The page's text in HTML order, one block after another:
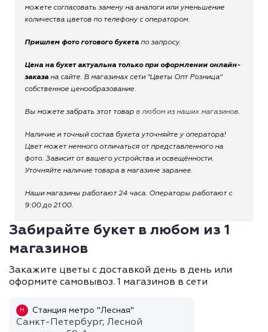
можете согласовать замену на аналоги или уменьшение
количества цветов по телефону с оператором.
Пришлем фото готового букета по запросу.
Цена на букет актуальна только при оформлении онлайн-
заказа на сайте. В магазинах сети "Цветы Опт Розница"
собственное ценообразование.
Вы можете забрать этот товар в любом из наших магазинов.
Наличие и точный состав букета уточняйте у оператора!
Цвет может немного отличаться от представленного на
фото. Зависит от вашего устройства и освещённости.
Уточняйте наличие товара в магазине заранее.
Наши магазины работают 24 часа. Операторы работают с
9:00 до 21:00.
Забирайте букет в любом из 1
магазинов
Закажите цветы с доставкой день в день или
оформите самовывоз. 1 магазинов в сети
М Станция метро "Лесная"
Санкт-Петербург, Лесной